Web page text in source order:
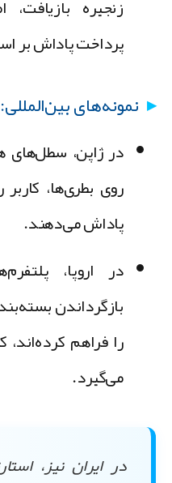
زنجیره بازیافت،
پرداخت پاداش بر
نمونه‌های بین‌المللی:
روی بطری‌ها، کاربر
پاداش می‌دهند.
در اروپا،
بازگرداندن
را فراهم کرده‌اند،
می‌گیرد.
در ایران نیز،